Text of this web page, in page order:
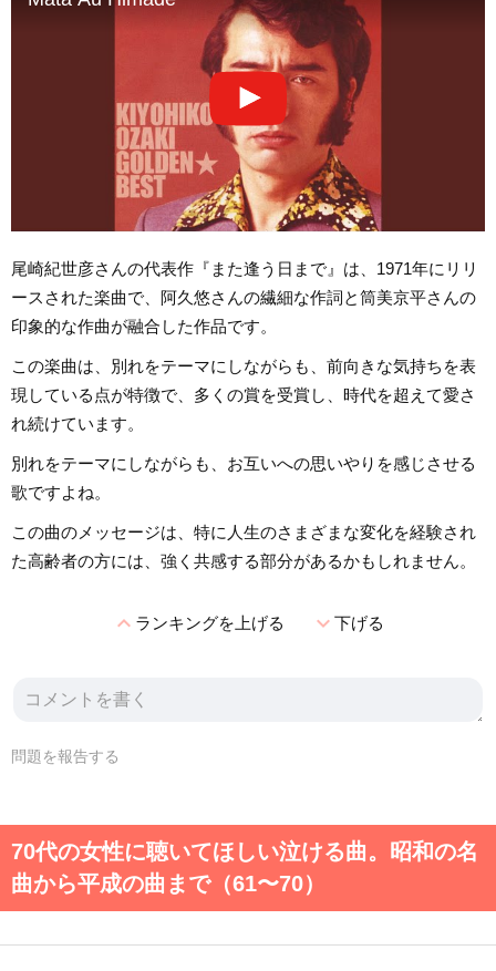
尾崎紀世彦さんの代表作『また逢う日まで』は、1971年にリリ
ースされた楽曲で、阿久悠さんの繊細な作詞と筒美京平さんの
印象的な作曲が融合した作品です。
この楽曲は、別れをテーマにしながらも、前向きな気持ちを表
現している点が特徴で、多くの賞を受賞し、時代を超えて愛さ
れ続けています。
別れをテーマにしながらも、お互いへの思いやりを感じさせる
歌ですよね。
この曲のメッセージは、特に人生のさまざまな変化を経験され
た高齢者の方には、強く共感する部分があるかもしれません。
expand_lessランキングを上げる expand_more下げる
問題を報告する
70代の女性に聴いてほしい泣ける曲。昭和の名
曲から平成の曲まで（61〜70）